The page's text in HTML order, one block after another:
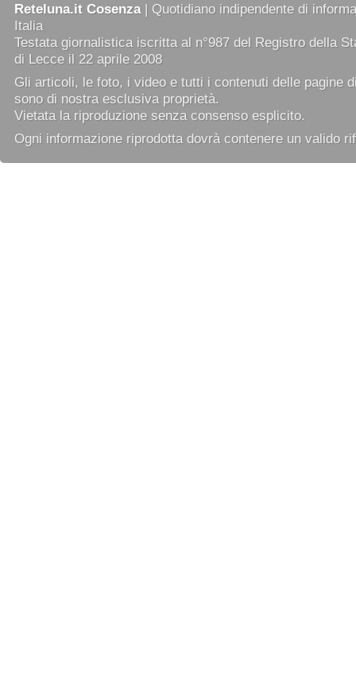
Reteluna.it Cosenza| Quotidiano indipendente di
Italia
Testata giornalistica iscritta al n°987 del Registro della
di Lecce il 22 aprile 2008
Gli articoli, le foto, i video e tutti i contenuti delle pagine
sono di nostra esclusiva proprietà.
Vietata la riproduzione senza consenso esplicito.
Ogni informazione riprodotta dovrà contenere un valido